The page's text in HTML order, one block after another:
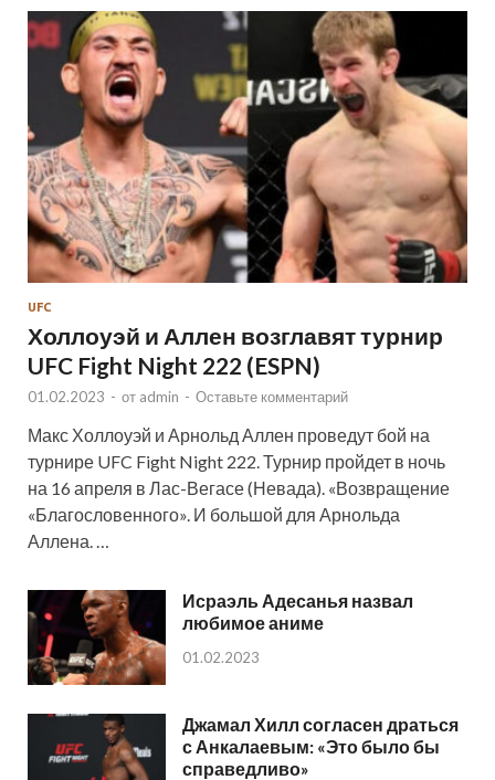
UFC
Холлоуэй и Аллен возглавят турнир
UFC Fight Night 222 (ESPN)
01.02.2023 - от admin - Оставьте комментарий
Макс Холлоуэй и Арнольд Аллен проведут бой на
турнире UFC Fight Night 222. Турнир пройдет в ночь
на 16 апреля в Лас-Вегасе (Невада). «Возвращение
«Благословенного». И большой для Арнольда
Аллена. …
Исраэль Адесанья назвал
любимое аниме
01.02.2023
Джамал Хилл согласен драться
с Анкалаевым: «Это было бы
справедливо»